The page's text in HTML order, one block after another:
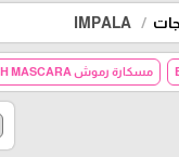
مسكارة رموش LASH MASCARA